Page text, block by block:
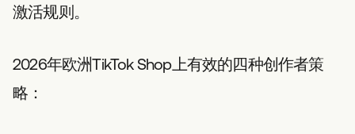
激活规则。
2026年欧洲TikTok Shop上有效的四种创作者策
略：